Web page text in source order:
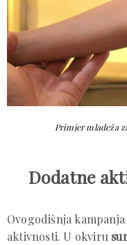
Primjer mladeža
Dodatne
Ovogodišnja
aktivnosti. U okviru